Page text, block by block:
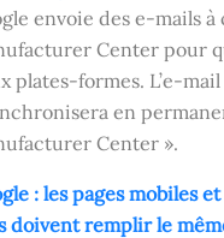
envoie des e-mails
Center pour
plates-formes. L’e-
en
Center ».
: les pages mobiles
doivent remplir le